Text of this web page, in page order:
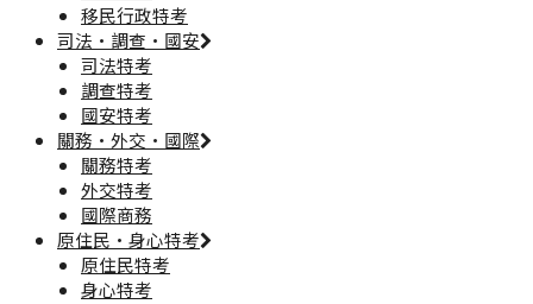
移民行政特考
司法·調查·國安
司法特考
調查特考
國安特考
關務·外交·國際
關務特考
外交特考
國際商務
原住民·身心特考
原住民特考
身心特考